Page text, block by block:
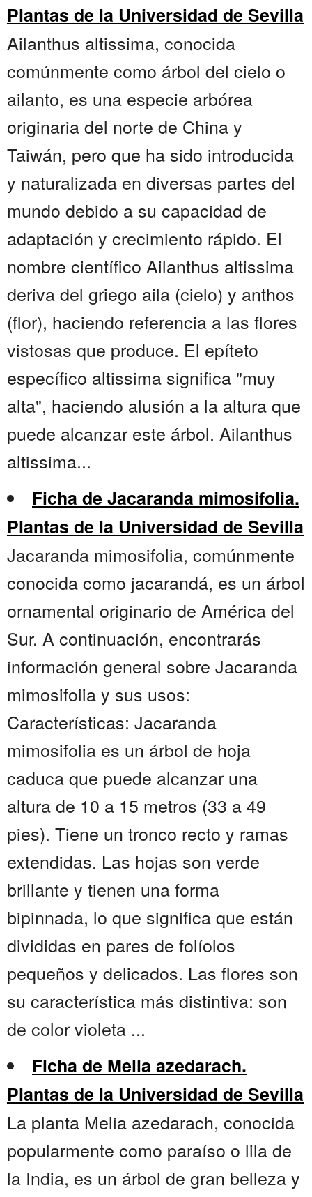
Plantas de la Universidad de Sevilla
Ailanthus altissima, conocida
comúnmente como árbol del cielo o
ailanto, es una especie arbórea
originaria del norte de China y
Taiwán, pero que ha sido introducida
y naturalizada en diversas partes del
mundo debido a su capacidad de
adaptación y crecimiento rápido. El
nombre científico Ailanthus altissima
deriva del griego aila (cielo) y anthos
(flor), haciendo referencia a las flores
vistosas que produce. El epíteto
específico altissima significa "muy
alta", haciendo alusión a la altura que
puede alcanzar este árbol. Ailanthus
altissima...
Ficha de Jacaranda mimosifolia.
Plantas de la Universidad de Sevilla
Jacaranda mimosifolia, comúnmente
conocida como jacarandá, es un árbol
ornamental originario de América del
Sur. A continuación, encontrarás
información general sobre Jacaranda
mimosifolia y sus usos:
Características: Jacaranda
mimosifolia es un árbol de hoja
caduca que puede alcanzar una
altura de 10 a 15 metros (33 a 49
pies). Tiene un tronco recto y ramas
extendidas. Las hojas son verde
brillante y tienen una forma
bipinnada, lo que significa que están
divididas en pares de folíolos
pequeños y delicados. Las flores son
su característica más distintiva: son
de color violeta ...
Ficha de Melia azedarach.
Plantas de la Universidad de Sevilla
La planta Melia azedarach, conocida
popularmente como paraíso o lila de
la India, es un árbol de gran belleza y